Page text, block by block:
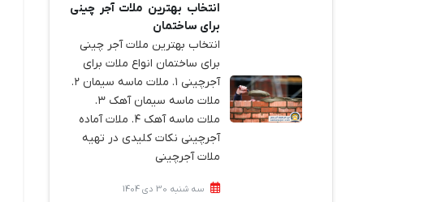
انتخاب بهترین ملات آجر چینی
برای ساختمان‌
انتخاب بهترین ملات آجر چینی
برای ساختمان‌ انواع ملات برای
آجرچینی ۱. ملات ماسه سیمان ۲.
ملات ماسه سیمان آهک ۳.
ملات ماسه آهک ۴. ملات آماده
آجرچینی نکات کلیدی در تهیه
ملات آجرچینی
سه شنبه 30 دی 1404